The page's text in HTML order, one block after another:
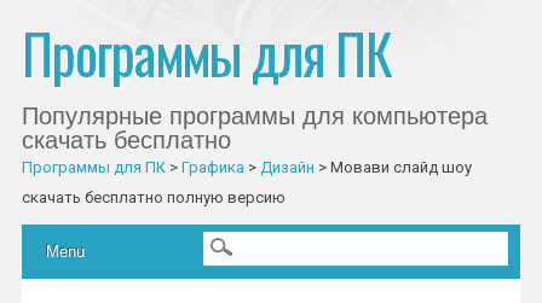
Программы для ПК
Популярные программы для компьютера
скачать бесплатно
Программы для ПК> Графика > Дизайн > Мовави слайд шоу
скачать бесплатно полную версию
Главное меню
Skip to content
Menu